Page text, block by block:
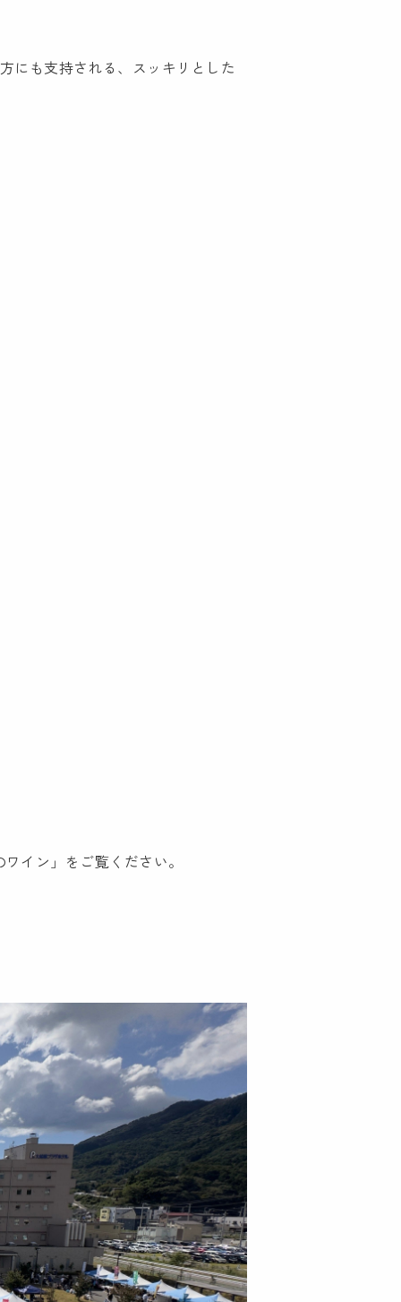
にも支持される、スッキリとした
イン」をご覧ください。